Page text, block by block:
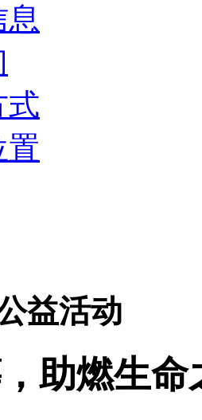
息
式
置
益活动
助燃生命